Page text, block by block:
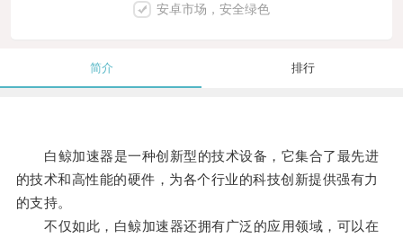
安卓市场，安全绿色
简介 排行
白鲸加速器是一种创新型的技术设备，它集合了最先进
的技术和高性能的硬件，为各个行业的科技创新提供强有力
的支持。
不仅如此，白鲸加速器还拥有广泛的应用领域，可以在